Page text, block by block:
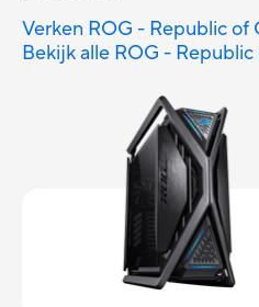
Verken ROG - Republic of
Bekijk alle ROG -